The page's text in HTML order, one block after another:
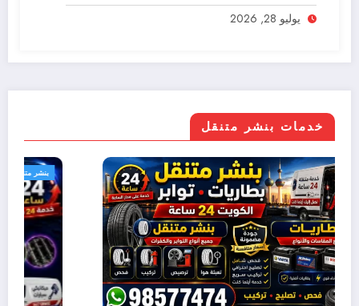
يوليو 28, 2026
خدمات بنشر متنقل
بنشر متنقل